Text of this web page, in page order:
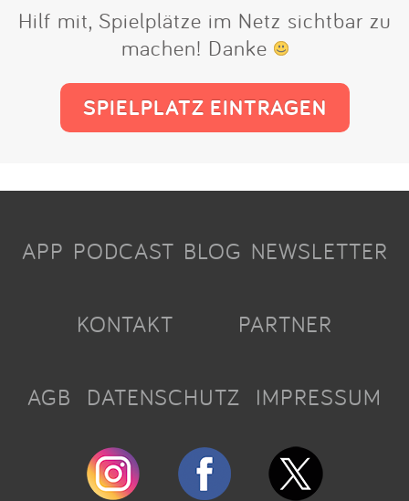
Hilf mit, Spielplätze im Netz sichtbar zu
machen! Danke
SPIELPLATZ EINTRAGEN
APP PODCAST BLOG NEWSLETTER
KONTAKT PARTNER
AGB DATENSCHUTZ IMPRESSUM